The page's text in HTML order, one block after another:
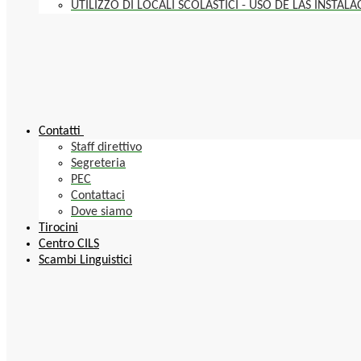
UTILIZZO DI LOCALI SCOLASTICI - USO DE LAS
Contatti
Staff direttivo
Segreteria
PEC
Contattaci
Dove siamo
Tirocini
Centro CILS
Scambi Linguistici